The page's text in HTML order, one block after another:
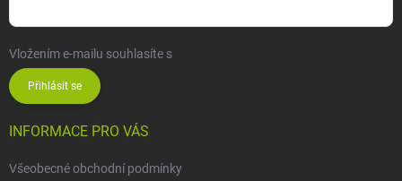
Vložením e-mailu souhlasíte s
Přihlásit se
INFORMACE PRO VÁS
Všeobecné obchodní podmínky